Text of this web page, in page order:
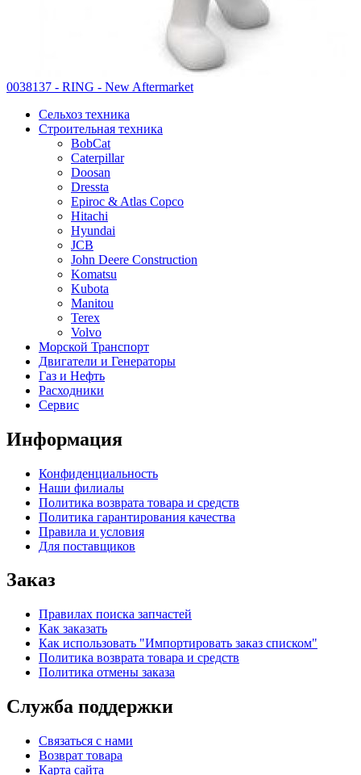
0038137 - RING - New Aftermarket
Сельхоз техника
Строительная техника
BobCat
Caterpillar
Doosan
Dressta
Epiroc & Atlas Copco
Hitachi
Hyundai
JCB
John Deere Construction
Komatsu
Kubota
Manitou
Terex
Volvo
Морской Транспорт
Двигатели и Генераторы
Газ и Нефть
Расходники
Сервис
Информация
Конфиденциальность
Наши филиалы
Политика возврата товара и средств
Политика гарантирования качества
Правила и условия
Для поставщиков
Заказ
Правилах поиска запчастей
Как заказать
Как использовать "Импортировать заказ списком"
Политика возврата товара и средств
Политика отмены заказа
Служба поддержки
Связаться с нами
Возврат товара
Карта сайта